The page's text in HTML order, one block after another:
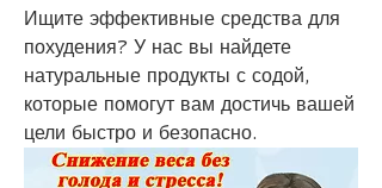
Ищите эффективные средства для
похудения? У нас вы найдете
натуральные продукты с содой,
которые помогут вам достичь вашей
цели быстро и безопасно.